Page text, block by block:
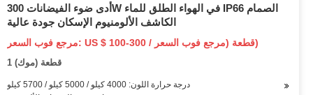
أدى ضوء الفيضانات 300W في الهواء الطلق للماء IP66 الصمام
الكاشف الألومنيوم الإسكان جودة عالية
مرجع فوب السعر: US $ 100-300 / قطعة (مرجع فوب السعر)
1 قطعة (موك)
درجة حرارة اللون: 4000 كيلو / 5000 كيلو / 5700 كيلو